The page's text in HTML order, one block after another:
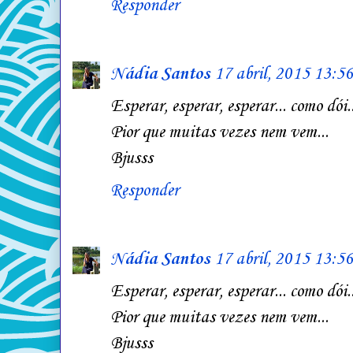
Responder
Nádia Santos 17 abril, 2015 13:56
Esperar, esperar, esperar... como
Pior que muitas vezes nem vem...
Bjusss
Responder
Nádia Santos 17 abril, 2015 13:56
Esperar, esperar, esperar... como
Pior que muitas vezes nem vem...
Bjusss